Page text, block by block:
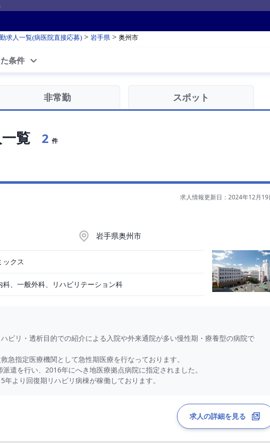
求人一覧(病医院直接応募) > 岩手県 > 奥州市
条件
非常勤 スポット
覧 2 件
求人情報更新日：2024年12月19
岩手県奥州市
ックス
科、一般外科、リハビリテーション科
ビリ・透析目的での紹介による入院や外来通院が多い慢性期・療養型の病院で
急指定医療機関として急性期医療を行なっております。
遣を行い、2016年にへき地医療拠点病院に指定されました。
より回復期リハビリ病棟が稼働しております。
求人の詳細を見る